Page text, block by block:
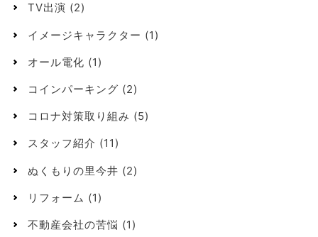
TV出演 (2)
イメージキャラクター (1)
オール電化 (1)
コインパーキング (2)
コロナ対策取り組み (5)
スタッフ紹介 (11)
ぬくもりの里今井 (2)
リフォーム (1)
不動産会社の苦悩 (1)